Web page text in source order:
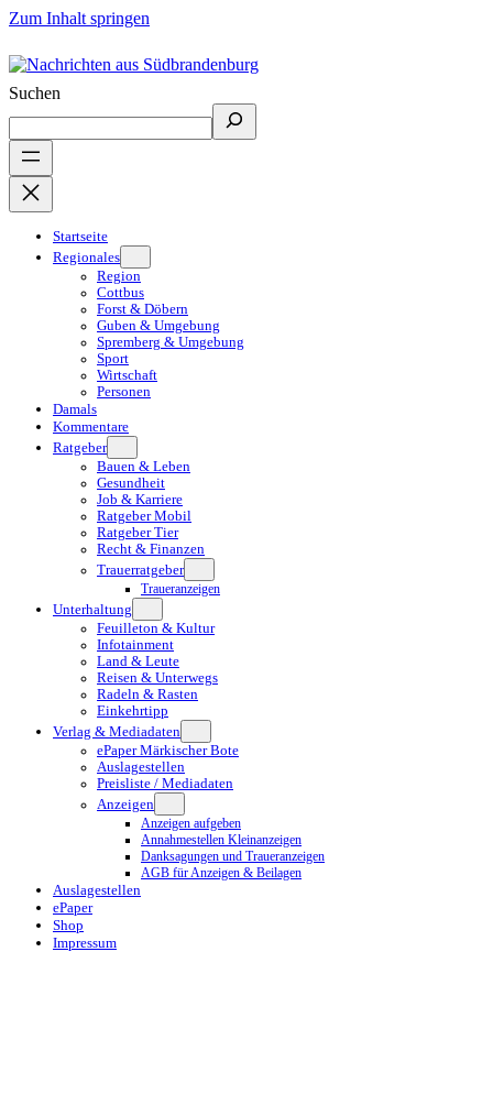
Zum Inhalt springen
Suchen
Startseite
Regionales
Region
Cottbus
Forst & Döbern
Guben & Umgebung
Spremberg & Umgebung
Sport
Wirtschaft
Personen
Damals
Kommentare
Ratgeber
Bauen & Leben
Gesundheit
Job & Karriere
Ratgeber Mobil
Ratgeber Tier
Recht & Finanzen
Trauerratgeber
Traueranzeigen
Unterhaltung
Feuilleton & Kultur
Infotainment
Land & Leute
Reisen & Unterwegs
Radeln & Rasten
Einkehrtipp
Verlag & Mediadaten
ePaper Märkischer Bote
Auslagestellen
Preisliste / Mediadaten
Anzeigen
Anzeigen aufgeben
Annahmestellen Kleinanzeigen
Danksagungen und Traueranzeigen
AGB für Anzeigen & Beilagen
Auslagestellen
ePaper
Shop
Impressum